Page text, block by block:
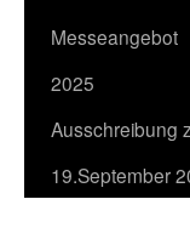
Messeangebot
2025
Ausschreibung
19.September